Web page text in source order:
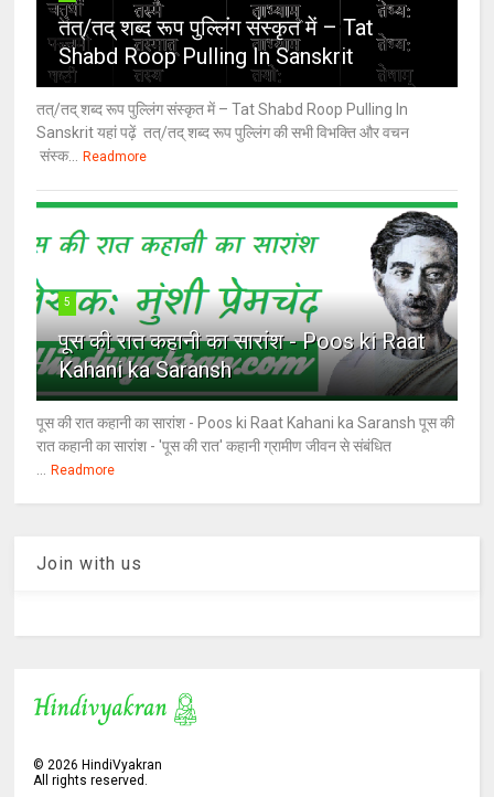
तत्/तद् शब्द रूप पुल्लिंग संस्कृत में – Tat
Shabd Roop Pulling In Sanskrit
तत्/तद् शब्द रूप पुल्लिंग संस्कृत में – Tat Shabd Roop Pulling In
Sanskrit यहां पढ़ें तत्/तद् शब्द रूप पुल्लिंग की सभी विभक्ति और वचन
संस्क...
Readmore
5
पूस की रात कहानी का सारांश - Poos ki Raat
Kahani ka Saransh
पूस की रात कहानी का सारांश - Poos ki Raat Kahani ka Saransh पूस की
रात कहानी का सारांश - 'पूस की रात' कहानी ग्रामीण जीवन से संबंधित
Readmore
Join with us
© 2026 HindiVyakran
All rights reserved.